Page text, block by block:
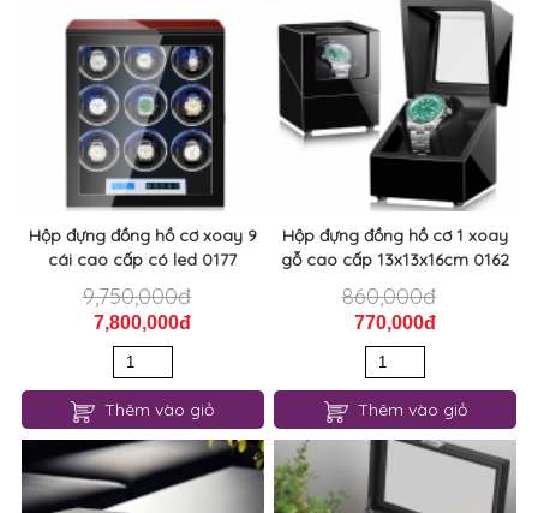
Hộp đựng đồng hồ cơ xoay 9
cái cao cấp có led 0177
9,750,000đ
7,800,000đ
Thêm vào giỏ
Hộp đựng đồng hồ cơ 1 xoay
gỗ cao cấp 13x13x16cm 0162
860,000đ
770,000đ
Thêm vào giỏ